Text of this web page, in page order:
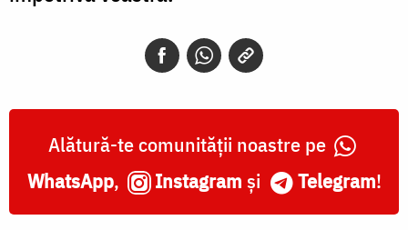
Alătură-te comunității noastre pe
WhatsApp, Instagram și Telegram!